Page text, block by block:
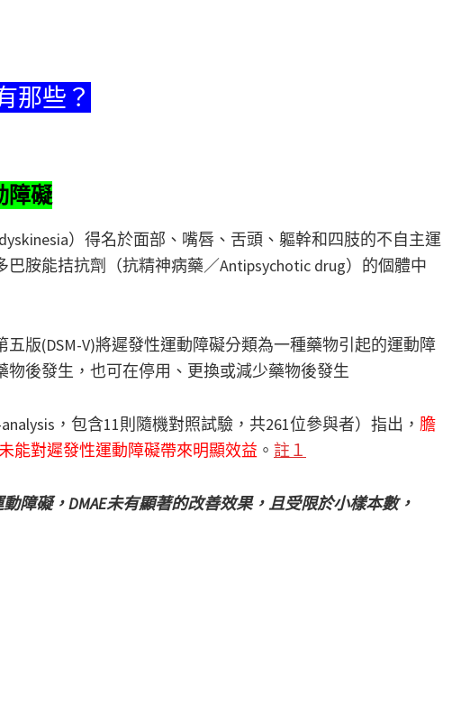
那些？
障礙
）得名於面部、嘴唇、舌頭、軀幹和四肢的不自主運
胺能拮抗劑（抗精神病藥／Antipsychotic drug）的個體中
版(DSM-V)將遲發性運動障礙分類為一種藥物引起的運動障
物後發生，也可在停用、更換或減少藥物後發生
，包含11則隨機對照試驗，共261位參與者）指出， 膽
能對遲發性運動障礙帶來明顯效益 。 註１
障礙，DMAE未有顯著的改善效果，且受限於小樣本數，